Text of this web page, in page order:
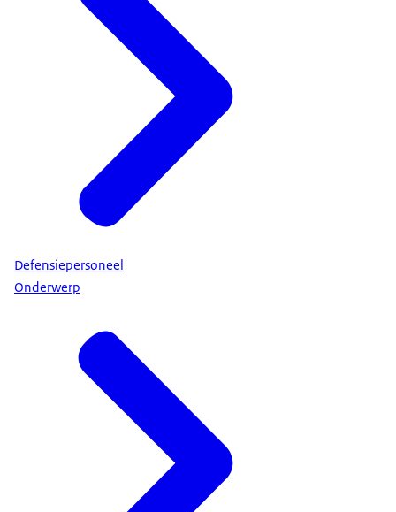
Defensiepersoneel
Onderwerp